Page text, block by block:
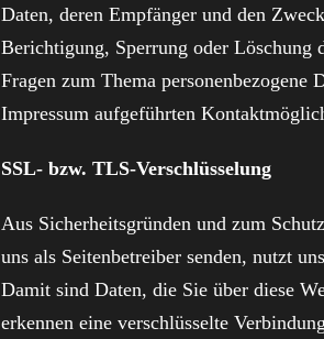
Daten, deren Empfänger und den
Berichtigung, Sperrung oder Löschung
Fragen zum Thema
Impressum aufgeführten
SSL- bzw. TLS-Verschlüsselung
Aus Sicherheitsgründen und zum
uns als Seitenbetreiber senden, nutzt
Damit sind Daten, die Sie über diese
erkennen eine verschlüsselte